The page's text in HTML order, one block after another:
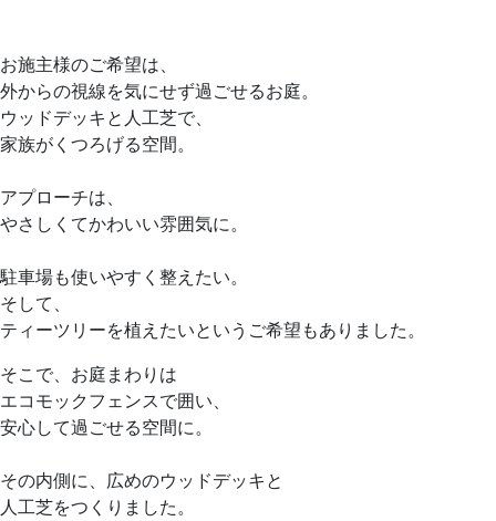
お施主様のご希望は、
外からの視線を気にせず過ごせるお庭。
ウッドデッキと人工芝で、
家族がくつろげる空間。
アプローチは、
やさしくてかわいい雰囲気に。
駐車場も使いやすく整えたい。
そして、
ティーツリーを植えたいというご希望もありました。
そこで、お庭まわりは
エコモックフェンスで囲い、
安心して過ごせる空間に。
その内側に、広めのウッドデッキと
人工芝をつくりました。